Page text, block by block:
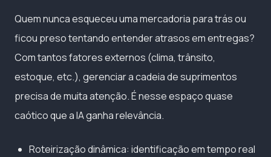
Quem nunca esqueceu uma mercadoria para trás ou
ficou preso tentando entender atrasos em entregas?
Com tantos fatores externos (clima, trânsito,
estoque, etc.), gerenciar a cadeia de suprimentos
precisa de muita atenção. É nesse espaço quase
caótico que a IA ganha relevância.
Roteirização dinâmica: identificação em tempo real